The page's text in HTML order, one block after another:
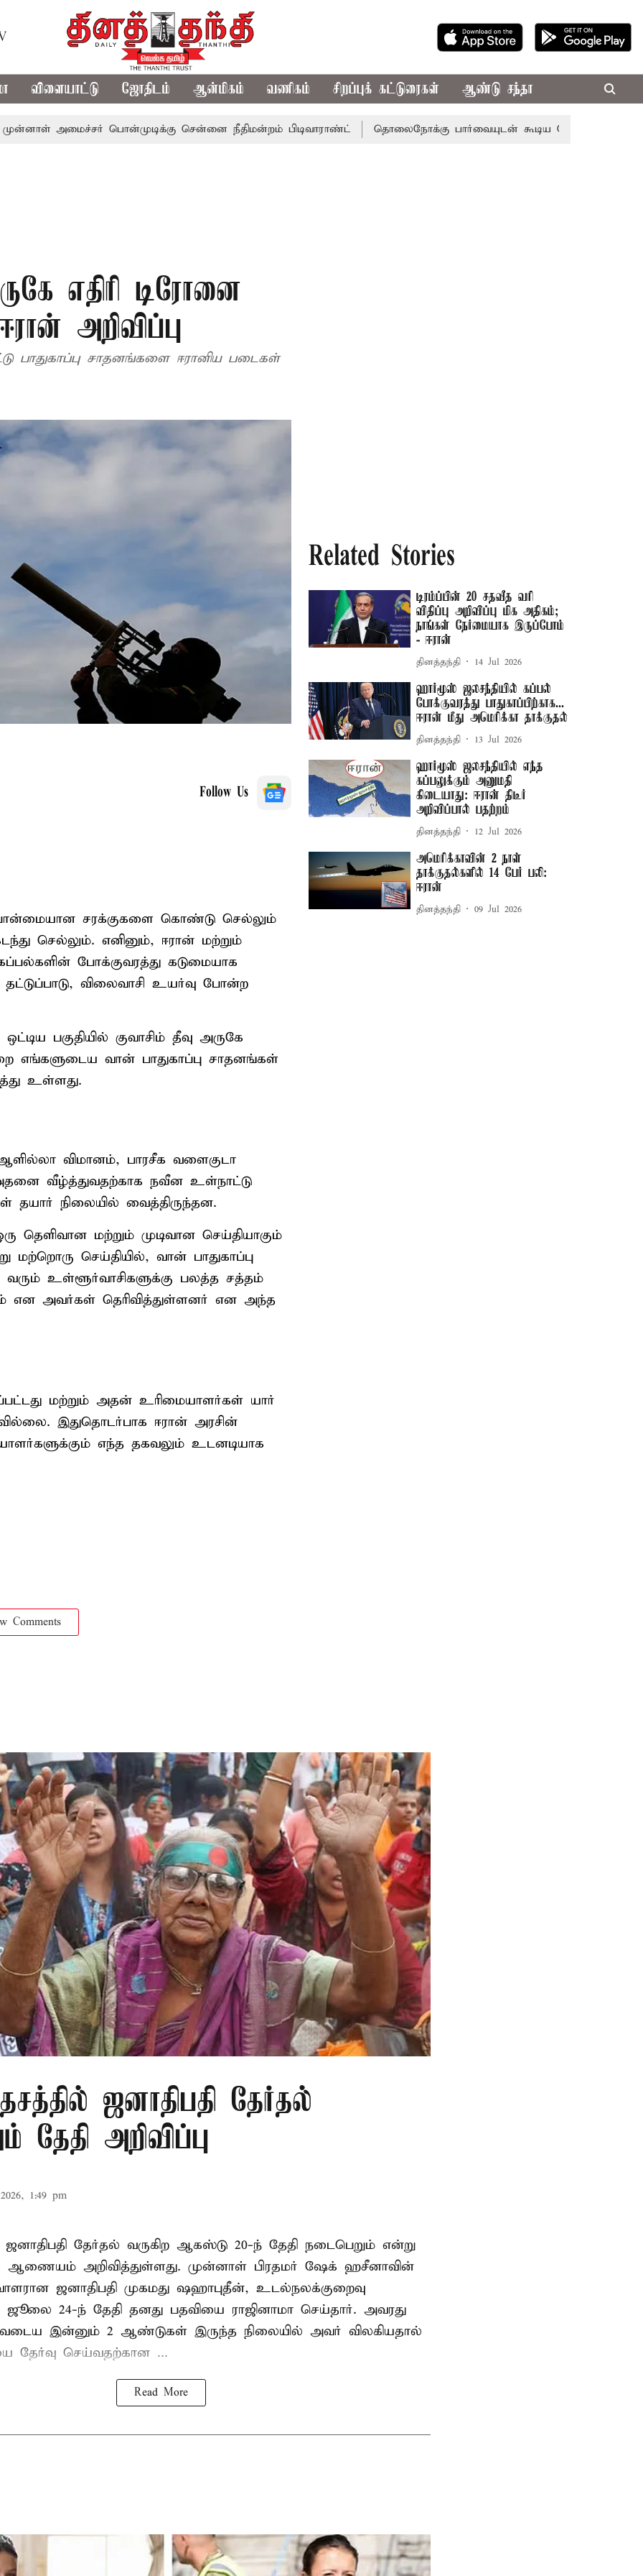
விளையாட்டு ஜோதிடம் ஆன்மிகம் வணிகம் சிறப்புக் கட்டுரைகள் ஆண்டு சந்தா
பொன்முடிக்கு சென்னை நீதிமன்றம் பிடிவாராண்ட் தொலைநோக்கு பார்வையுடன் கூடிய வேளாண் பட்ஜெட்: முதல்-
எதிரி டிரோனை
அறிவிப்பு
சாதனங்களை ஈரானிய படைகள்
Follow Us
சரக்குகளை கொண்டு செல்லும்
செல்லும். எனினும், ஈரான் மற்றும்
போக்குவரத்து கடுமையாக
விலைவாசி உயர்வு போன்ற
பகுதியில் குவாசிம் தீவு அருகே
எங்களுடைய வான் பாதுகாப்பு சாதனங்கள்
உள்ளது.
விமானம், பாரசீக வளைகுடா
அதனை வீழ்த்துவதற்காக நவீன உள்நாட்டு
தயார் நிலையில் வைத்திருந்தன.
தெளிவான மற்றும் முடிவான செய்தியாகும்
மற்றொரு செய்தியில், வான் பாதுகாப்பு
வரும் உள்ளூர்வாசிகளுக்கு பலத்த சத்தம்
என அவர்கள் தெரிவித்துள்ளனர் என அந்த
மற்றும் அதன் உரிமையாளர்கள் யார்
இதுதொடர்பாக ஈரான் அரசின்
எந்த தகவலும் உடனடியாக
Comments
Related Stories
டிரம்ப்பின் 20 சதவீத வரி
விதிப்பு அறிவிப்பு மிக அதிகம்;
நாங்கள் நேர்மையாக இருப்போம்
- ஈரான்
தினத்தந்தி 14 Jul 2026
ஹார்மூஸ் ஜலசந்தியில் கப்பல்
போக்குவரத்து பாதுகாப்பிற்காக...
ஈரான் மீது அமெரிக்கா தாக்குதல்
தினத்தந்தி 13 Jul 2026
ஹார்மூஸ் ஜலசந்தியில் எந்த
கப்பலுக்கும் அனுமதி
கிடையாது: ஈரான் திடீர்
அறிவிப்பால் பதற்றம்
தினத்தந்தி 12 Jul 2026
அமெரிக்காவின் 2 நாள்
தாக்குதல்களில் 14 பேர் பலி:
ஈரான்
தினத்தந்தி 09 Jul 2026
ஜனாதிபதி தேர்தல்
தேதி அறிவிப்பு
1:49 pm
தேர்தல் வருகிற ஆகஸ்டு 20-ந் தேதி நடைபெறும் என்று
ஆணையம் அறிவித்துள்ளது. முன்னாள் பிரதமர் ஷேக் ஹசீனாவின்
ஜனாதிபதி முகமது ஷஹாபுதீன், உடல்நலக்குறைவு
24-ந் தேதி தனது பதவியை ராஜினாமா செய்தார். அவரது
இன்னும் 2 ஆண்டுகள் இருந்த நிலையில் அவர் விலகியதால்
தேர்வு செய்வதற்கான ...
Read More